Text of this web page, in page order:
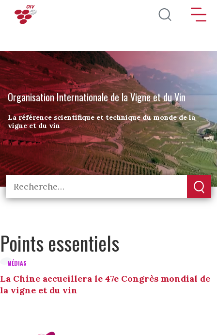
Aller au contenu principal
Organisation Internationale de la Vigne et du Vin
La référence scientifique et technique du monde de la
vigne et du vin
Points essentiels
MÉDIAS
La Chine accueillera le 47e Congrès mondial de
la vigne et du vin